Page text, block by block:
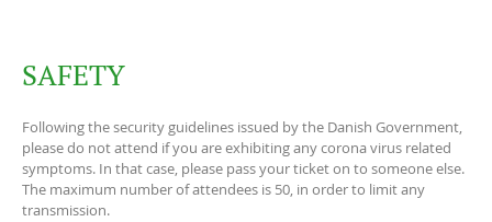
SAFETY
Following the security guidelines issued by the Danish Government,
please do not attend if you are exhibiting any corona virus related
symptoms. In that case, please pass your ticket on to someone else.
The maximum number of attendees is 50, in order to limit any
transmission.